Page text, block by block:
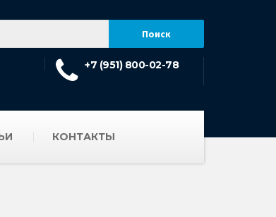
+7 (951) 800-02-78
КОНТАКТЫ